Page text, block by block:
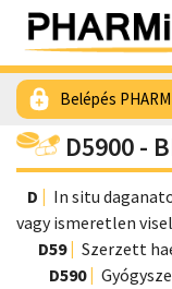
Belépés
D5900 -
D
In situ
vagy ismeretlen
D59
Szerzett
D590